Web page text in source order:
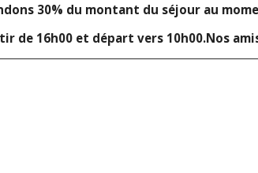
30% du montant du séjour au
de 16h00 et départ vers 10h00.Nos